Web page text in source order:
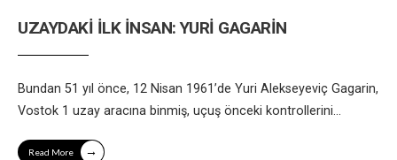
UZAYDAKİ İLK İNSAN: YURİ GAGARİN
Bundan 51 yıl önce, 12 Nisan 1961’de Yuri Alekseyeviç Gagarin,
Vostok 1 uzay aracına binmiş, uçuş önceki kontrollerini...
Read More →